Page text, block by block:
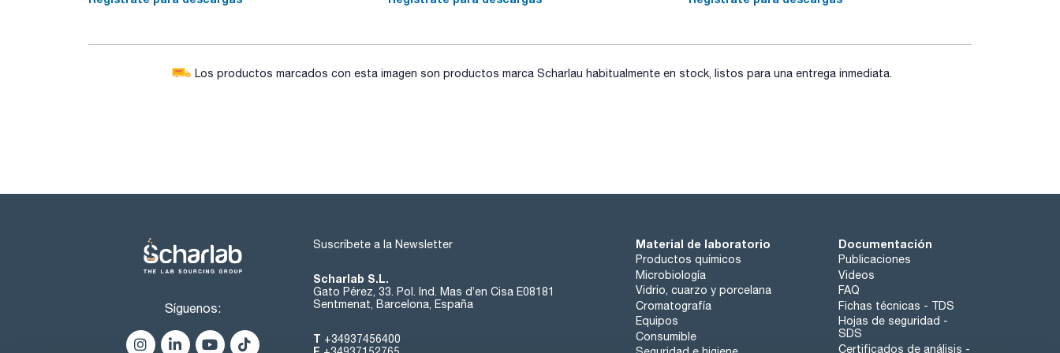
preensamblados con fritados de 25µm PE.
consultas@scharlab.com
Estan disponibles tambien columnas de recambio, o-rings y fritados de recambio. Haga su consulta en
consultas@scharlab.com
Los productos marcados con esta imagen son productos marca Scharlau habitualmente en stock, listos para una entrega inmediata.
Síguenos:
Suscríbete a la Newsletter
Scharlab S.L.
Gato Pérez, 33. Pol. Ind. Mas d’en Cisa E08181
Sentmenat, Barcelona, España
T +34937456400
Material de laboratorio
Productos químicos
Microbiología
Vidrio, cuarzo y porcelana
Cromatografía
Equipos
Consumible
Documentación
Publicaciones
Videos
FAQ
Fichas técnicas - TDS
Hojas de seguridad -
SDS
Certificados de análisis -